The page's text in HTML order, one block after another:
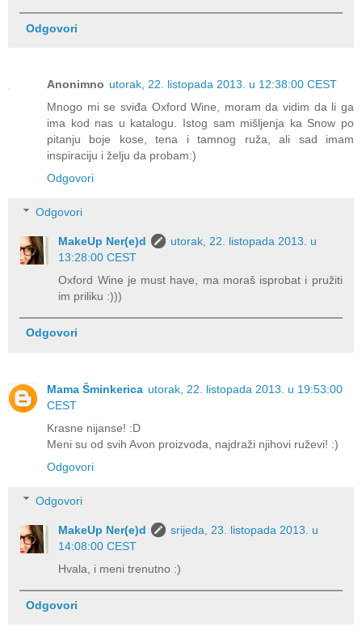
Odgovori
Anonimno utorak, 22. listopada 2013. u 12:38:00 CEST
Mnogo mi se sviđa Oxford Wine, moram da vidim da li ga
ima kod nas u katalogu. Istog sam mišljenja ka Snow po
pitanju boje kose, tena i tamnog ruža, ali sad imam
inspiraciju i želju da probam:)
Odgovori
Odgovori
MakeUp Ner(e)d
utorak, 22. listopada 2013. u
13:28:00 CEST
Oxford Wine je must have, ma moraš isprobat i pružiti
im priliku :)))
Odgovori
Mama Šminkerica utorak, 22. listopada 2013. u 19:53:00
CEST
Krasne nijanse! :D
Meni su od svih Avon proizvoda, najdraži njihovi ruževi! :)
Odgovori
Odgovori
MakeUp Ner(e)d
srijeda, 23. listopada 2013. u
14:08:00 CEST
Hvala, i meni trenutno :)
Odgovori